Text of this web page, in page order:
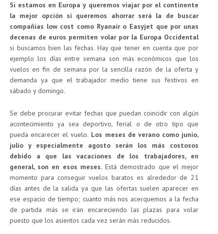
Si estamos en Europa y queremos viajar por el continente
la mejor opción si queremos ahorrar será la de buscar
compañías low cost como Ryanair o Easyjet que por unas
decenas de euros permiten volar por la Europa Occidental
si buscamos bien las fechas. Hay que tener en cuenta que por
ejemplo los días entre semana son más económicos que los
vuelos en fin de semana por la sencilla razón de la oferta y
demanda ya que el trabajador medio tiene sus festivos en
sábado y domingo.
Se debe procurar evitar fechas que puedan coincidir con algún
acontecimiento ya sea deportivo, ferial o de otro tipo que
pueda encarecer el vuelo. Los meses de verano como junio,
julio y especialmente agosto serán los más costosos
debido a que las vacaciones de los trabajadores, en
general, son en esos meses.Está demostrado que el mejor
momento para conseguir vuelos baratos es alrededor de 21
días antes de la salida ya que las ofertas suelen aparecer en
ese espacio de tiempo; cuanto más nos acerquemos a la fecha
de partida más se irán encareciendo las plazas para volar
puesto que los asientos cada vez serán más reducidos.